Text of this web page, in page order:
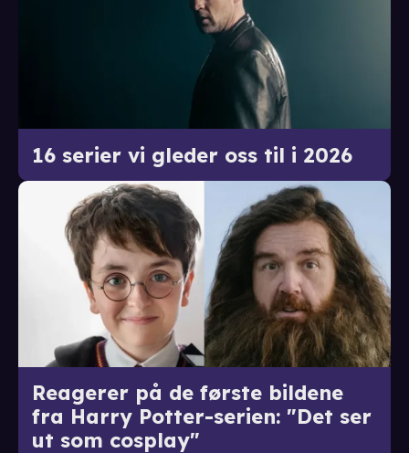
16 serier vi gleder oss til i 2026
Reagerer på de første bildene
fra Harry Potter-serien: "Det ser
ut som cosplay"